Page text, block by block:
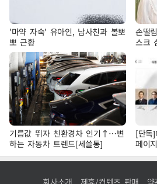
'마약 자숙' 유아인, 남사친과 볼뽀
뽀 근황
손떨
스크
기름값 뛰자 친환경차 인기↑…변
하는 자동차 트렌드[세쓸통]
[단독
페이
회사소개 제휴/컨텐츠 판매 약